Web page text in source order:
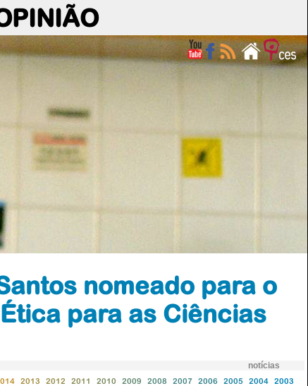
nomeado para o
para as Ciências
notícias
2013 2012 2011 2010 2009 2008 2007 2006 2005 2004 2003